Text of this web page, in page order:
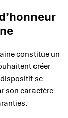
constitue un
créer
se
son caractère